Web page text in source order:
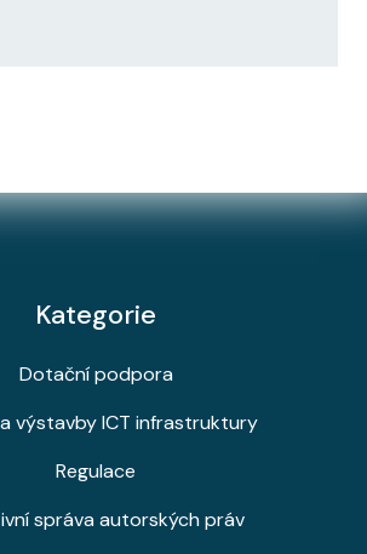
Kategorie
Dotační podpora
výstavby ICT infrastruktury
Regulace
správa autorských práv